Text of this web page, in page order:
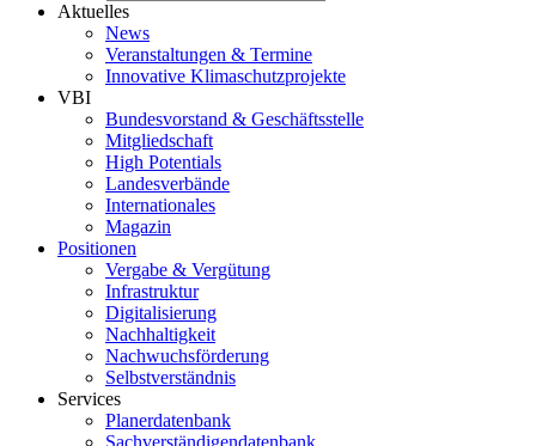
Aktuelles
News
Veranstaltungen & Termine
Innovative Klimaschutzprojekte
VBI
Bundesvorstand & Geschäftsstelle
Mitgliedschaft
High Potentials
Landesverbände
Internationales
Magazin
Positionen
Vergabe & Vergütung
Infrastruktur
Digitalisierung
Nachhaltigkeit
Nachwuchsförderung
Selbstverständnis
Services
Planerdatenbank
Sachverständigendatenbank